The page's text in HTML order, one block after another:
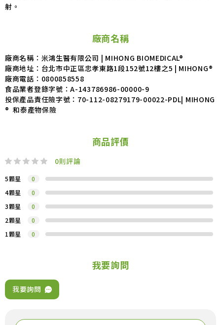
射。
廠商名稱
廠商名稱：米鴻生醫有限公司 | MIHONG BIOMEDICAL®
廠商地址：台北市中正區忠孝東路1段152號12樓之5 | MIHONG®
廠商電話： 0800858558
食品業者登錄字號：A-143786986-00000-9
投保產品責任險字號： 70-112-08279179-00022-PDL| MIHONG
® 和泰產物保險
商品評價
0則評論
5顆星
0
4顆星
0
3顆星
0
2顆星
0
1顆星
0
我要詢問
我要詢問